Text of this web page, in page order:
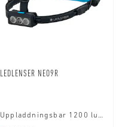
LEDLENSER NEO9R
Uppladdningsbar 1200 lumen boost/600 lumen power